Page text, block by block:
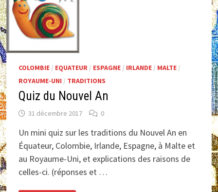
COLOMBIE / EQUATEUR / ESPAGNE / IRLANDE / MALTE /
ROYAUME-UNI / TRADITIONS
Quiz du Nouvel An
31 décembre 2017 0
Un mini quiz sur les traditions du Nouvel An en
Équateur, Colombie, Irlande, Espagne, à Malte et
au Royaume-Uni, et explications des raisons de
celles-ci. (réponses et …